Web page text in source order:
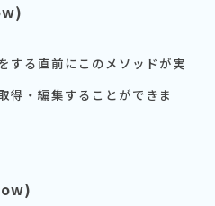
する直前にこのメソッドが実
得・編集することができま